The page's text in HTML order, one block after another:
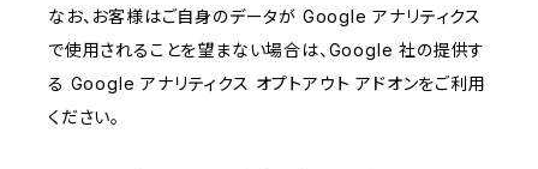
なお、お客様はご自身のデータが Google アナリティクス
で使用されることを望まない場合は、Google 社の提供す
る Google アナリティクス オプトアウト アドオンをご利用
ください。